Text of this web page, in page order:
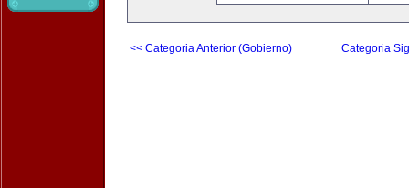
<< Categoria Anterior (Gobierno) Categoria